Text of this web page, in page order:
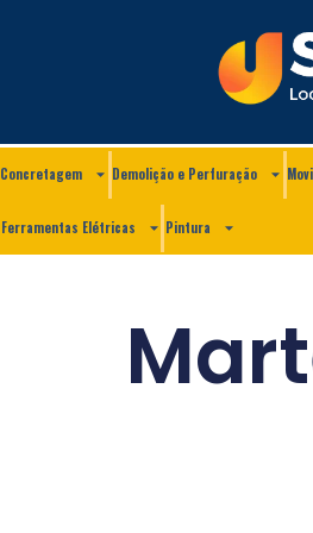
Concretagem Demolição e Perfuração
Ferramentas Elétricas Pintura